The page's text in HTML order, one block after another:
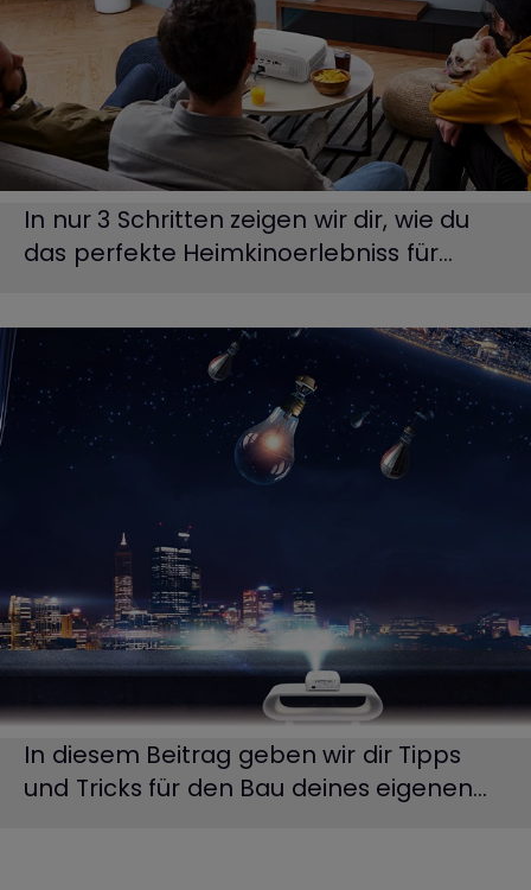
In nur 3 Schritten zeigen wir dir, wie du
das perfekte Heimkinoerlebniss für...
In diesem Beitrag geben wir dir Tipps
und Tricks für den Bau deines eigenen...